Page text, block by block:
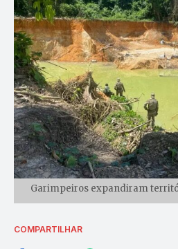
Garimpeiros expandiram
COMPARTILHAR